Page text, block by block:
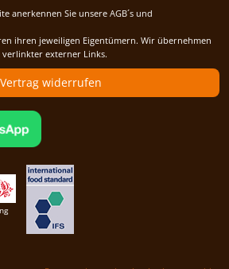
anerkennen Sie unsere AGB´s und
ihren jeweiligen Eigentümern. Wir übernehmen
externer Links.
Vertrag widerrufen